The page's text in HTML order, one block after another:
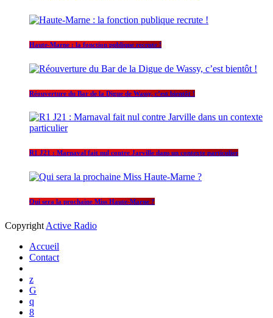
Haute-Marne : la fonction publique recrute !
Réouverture du Bar de la Digue de Wassy, c’est bientôt !
R1 J21 : Marnaval fait nul contre Jarville dans un contexte particulier
Qui sera la prochaine Miss Haute-Marne ?
Copyright Active Radio
Accueil
Contact